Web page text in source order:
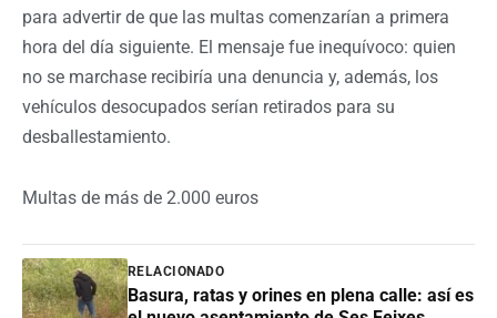
para advertir de que las multas comenzarían a primera
hora del día siguiente. El mensaje fue inequívoco: quien
no se marchase recibiría una denuncia y, además, los
vehículos desocupados serían retirados para su
desballestamiento.
Multas de más de 2.000 euros
RELACIONADO
Basura, ratas y orines en plena calle: así es